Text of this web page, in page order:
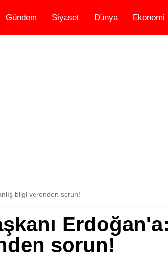
Gündem Siyaset Dünya Ekonomi
bilgi verenden sorun!
Erdoğan'a:
sorun!